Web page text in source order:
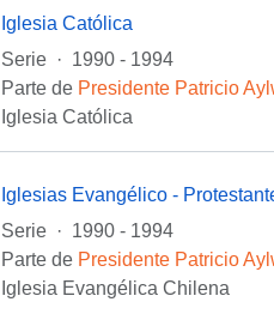
Iglesia Católica
Serie · 1990 - 1994
Parte de Presidente Patricio
Iglesia Católica
Iglesias Evangélico -
Serie · 1990 - 1994
Parte de Presidente Patricio
Iglesia Evangélica Chilena